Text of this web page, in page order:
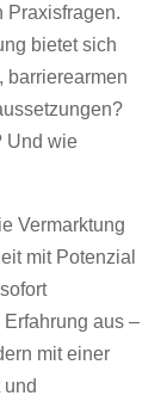
Praxisfragen.
bietet sich
barrierearmen
Und wie
Vermarktung
mit Potenzial
aus –
mit einer